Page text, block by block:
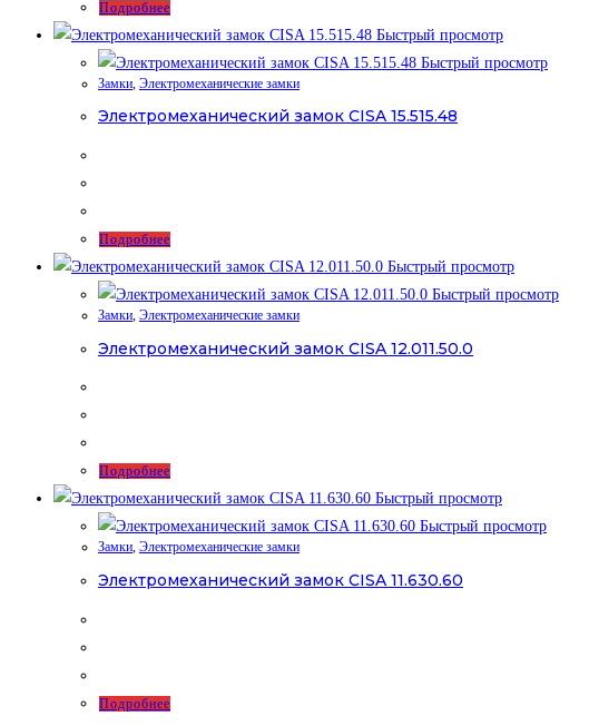
Подробнее
Быстрый просмотр
Быстрый просмотр
Замки, Электромеханические замки
Электромеханический замок CISA 15.515.48
Подробнее
Быстрый просмотр
Быстрый просмотр
Замки, Электромеханические замки
Электромеханический замок CISA 12.011.50.0
Подробнее
Быстрый просмотр
Быстрый просмотр
Замки, Электромеханические замки
Электромеханический замок CISA 11.630.60
Подробнее